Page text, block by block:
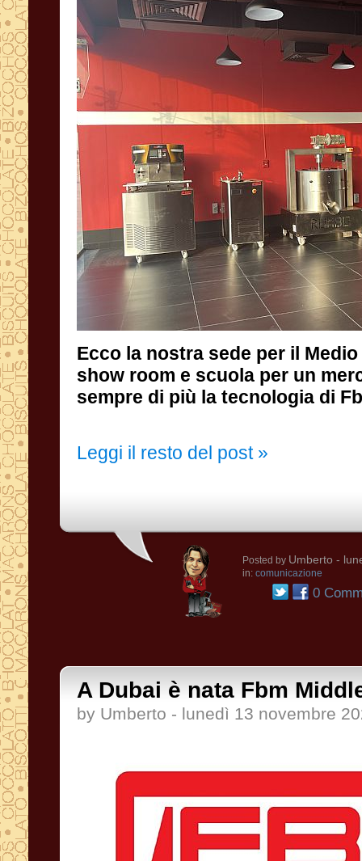
Ecco la nostra sede per il
show room e scuola per un
sempre di più la tecnologia di
Leggi il resto del post »
Posted by Umberto -
in: comunicazione
0
A Dubai è nata Fbm
by Umberto - lunedì 13 novembre